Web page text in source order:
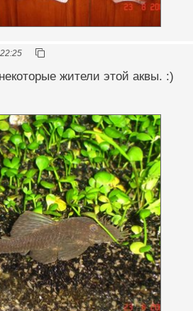
жители этой аквы. :)